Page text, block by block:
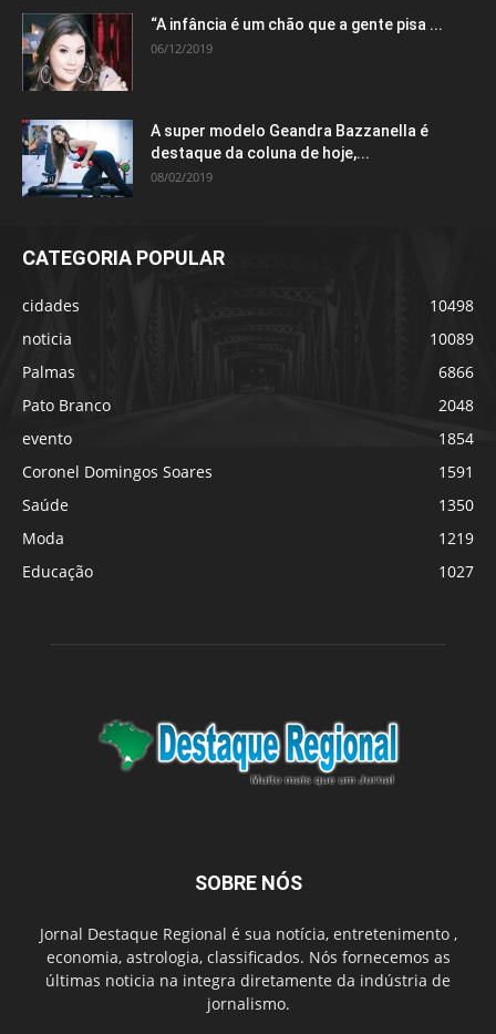
“A infância é um chão que a gente pisa ...
06/12/2019
A super modelo Geandra Bazzanella é
destaque da coluna de hoje,...
08/02/2019
CATEGORIA POPULAR
cidades
10498
noticia
10089
Palmas
6866
Pato Branco
2048
evento
1854
Coronel Domingos Soares
1591
Saúde
1350
Moda
1219
Educação
1027
SOBRE NÓS
Jornal Destaque Regional é sua notícia, entretenimento ,
economia, astrologia, classificados. Nós fornecemos as
últimas noticia na integra diretamente da indústria de
jornalismo.